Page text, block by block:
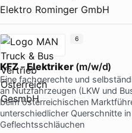
Elektro Rominger GmbH
KFZ-Elektriker(m/w/d)
Eine fachgerechte und
an Nutzfahrzeugen (LKW und
beim österreichischen
unterschiedlicher Querschnitte
Geflechtsschläuchen
6